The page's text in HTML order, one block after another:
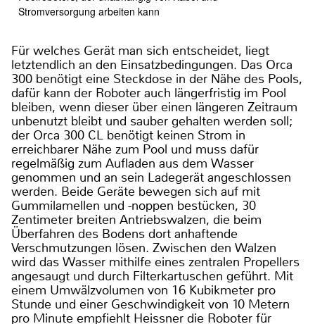
Stromversorgung arbeiten kann
Für welches Gerät man sich entscheidet, liegt
letztendlich an den Einsatzbedingungen. Das Orca
300 benötigt eine Steckdose in der Nähe des Pools,
dafür kann der Roboter auch längerfristig im Pool
bleiben, wenn dieser über einen längeren Zeitraum
unbenutzt bleibt und sauber gehalten werden soll;
der Orca 300 CL benötigt keinen Strom in
erreichbarer Nähe zum Pool und muss dafür
regelmäßig zum Aufladen aus dem Wasser
genommen und an sein Ladegerät angeschlossen
werden. Beide Geräte bewegen sich auf mit
Gummilamellen und -noppen bestücken, 30
Zentimeter breiten Antriebswalzen, die beim
Überfahren des Bodens dort anhaftende
Verschmutzungen lösen. Zwischen den Walzen
wird das Wasser mithilfe eines zentralen Propellers
angesaugt und durch Filterkartuschen geführt. Mit
einem Umwälzvolumen von 16 Kubikmeter pro
Stunde und einer Geschwindigkeit von 10 Metern
pro Minute empfiehlt Heissner die Roboter für